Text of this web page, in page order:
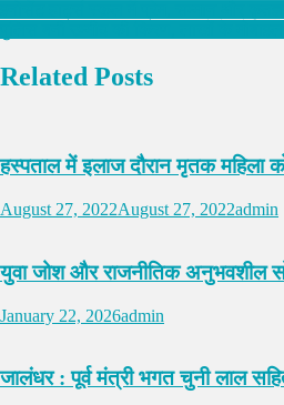
Related Posts
हस्पताल में इलाज दौरान मृतक महिला
August 27, 2022August 27, 2022admin
युवा जोश और राजनीतिक अनुभवशील
January 22, 2026admin
जालंधर : पूर्व मंत्री भगत चुनी लाल